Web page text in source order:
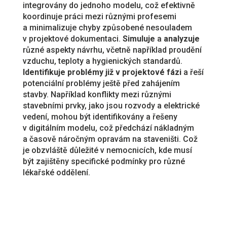
integrovány do jednoho modelu, což efektivně
koordinuje práci mezi různými profesemi
a minimalizuje chyby způsobené nesouladem
v projektové dokumentaci. Simuluje a analyzuje
různé aspekty návrhu, včetně například proudění
vzduchu, teploty a hygienických standardů.
Identifikuje problémy již v projektové fázia řeší
potenciální problémy ještě před zahájením
stavby. Například konflikty mezi různými
stavebními prvky, jako jsou rozvody a elektrické
vedení, mohou být identifikovány a řešeny
v digitálním modelu, což předchází nákladným
a časově náročným opravám na staveništi. Což
je obzvláště důležité v nemocnicích, kde musí
být zajištěny specifické podmínky pro různé
lékařské oddělení.